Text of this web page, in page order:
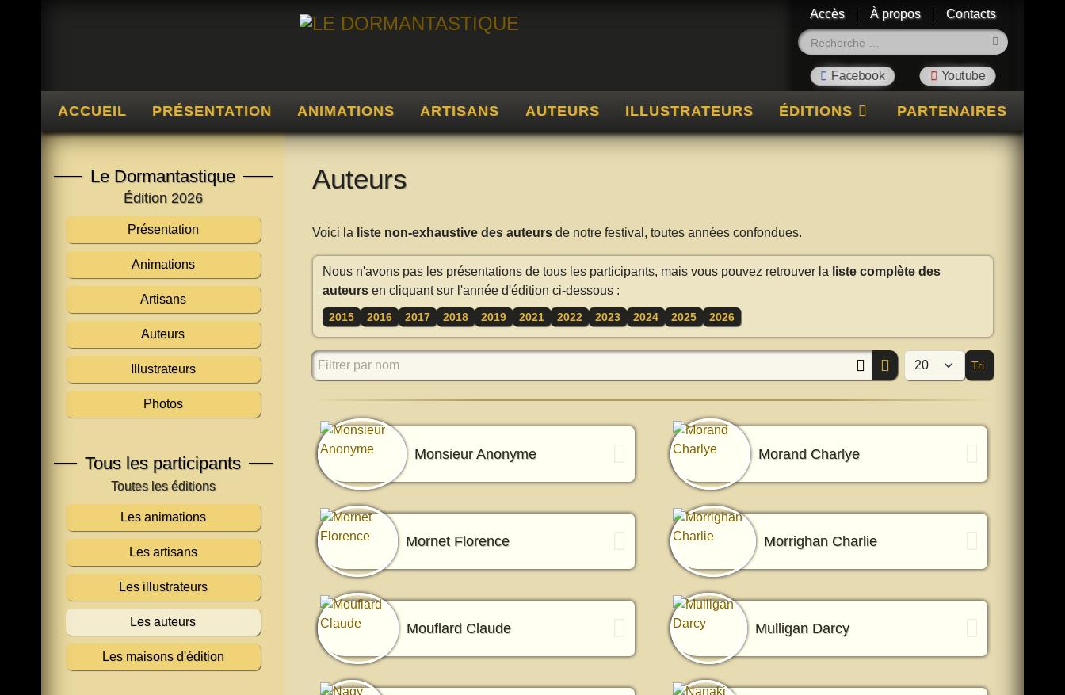
Accès À propos
Contacts
ACCUEIL PRÉSENTATION ANIMATIONS ARTISANS AUTEURS ILLUSTRATEURS ÉDITIONS PARTENAIRES
Le Dormantastique
Édition 2026
Présentation
Animations
Artisans
Auteurs
Illustrateurs
Photos
Tous les participants
Les animations
Les artisans
Les illustrateurs
Les auteurs
Les maisons d'édition
Auteurs
Voici la liste non-exhaustive des auteursde notre festival, toutes années confondues.
Nous n'avons pas les présentations de tous les participants, mais vous pouvez retrouver la liste complète des
auteursen cliquant sur l'année d'édition ci-dessous :
2015 2016 2017 2018 2019 2021 2022 2023 2024 2025 2026
Filtrer par nom
Afficher #
Tri
Monsieur Anonyme Morand Charlye
Mornet Florence Morrighan Charlie
Mouflard Claude Mulligan Darcy